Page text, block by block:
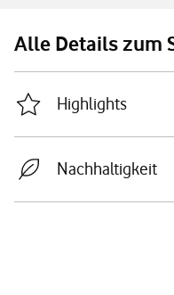
Alle Details zum
Highlights
Nachhaltigkeit